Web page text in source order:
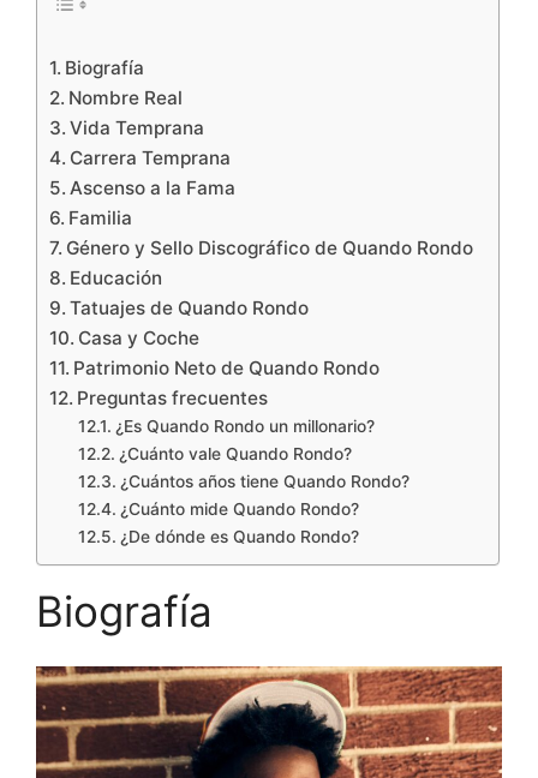
Biografía
Nombre Real
Vida Temprana
Carrera Temprana
Ascenso a la Fama
Familia
Género y Sello Discográfico de Quando Rondo
Educación
Tatuajes de Quando Rondo
Casa y Coche
Patrimonio Neto de Quando Rondo
Preguntas frecuentes
¿Es Quando Rondo un millonario?
¿Cuánto vale Quando Rondo?
¿Cuántos años tiene Quando Rondo?
¿Cuánto mide Quando Rondo?
¿De dónde es Quando Rondo?
Biografía